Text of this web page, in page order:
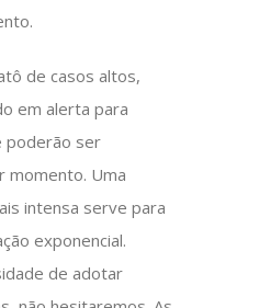
de casos altos,
em alerta para
poderão ser
momento. Uma
intensa serve para
exponencial.
de adotar